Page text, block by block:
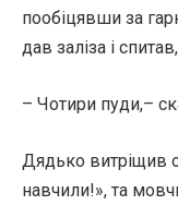
пообіцявши за
дав заліза і
– Чотири пуди,–
Дядько витріщив
навчили!», та